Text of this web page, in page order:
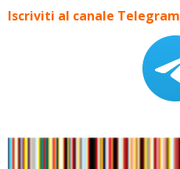
Iscriviti al canale Telegram